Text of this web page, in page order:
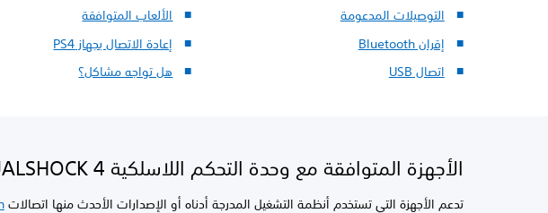
التوصيلات المدعومة
إقران Bluetooth
اتصال USB
الألعاب المتوافقة
إعادة الاتصال بجهاز PS4
هل تواجه مشاكل؟
الأجهزة المتوافقة مع وحدة التحكم اللاسلكية DUALSHOCK 4
تدعم الأجهزة التي تستخدم أنظمة التشغيل المدرجة أدناه أو الإصدارات الأحدث منها اتصالات